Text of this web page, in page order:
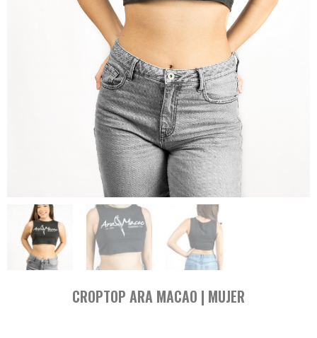
CROPTOP ARA MACAO | MUJER